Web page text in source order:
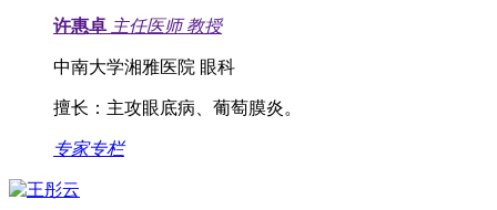
许惠卓 主任医师 教授
中南大学湘雅医院 眼科
擅长： 主攻眼底病、葡萄膜炎。
专家专栏